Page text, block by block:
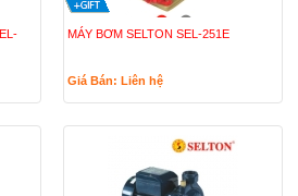
MÁY BƠM SELTON SEL-251E
Giá Bán: Liên hệ